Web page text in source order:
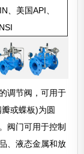
、美国API、
调节阀，可用于
或蝶板)为圆
阀门可用于控制
、液态金属和放